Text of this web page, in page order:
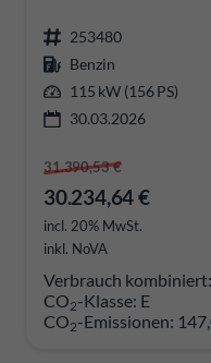
253480
Benzin
115 kW (156 PS)
30.03.2026
31.390,53 €
30.234,64 €
incl. 20% MwSt.
inkl. NoVA
Verbrauch kombiniert:
CO2-Klasse: E
CO2-Emissionen: